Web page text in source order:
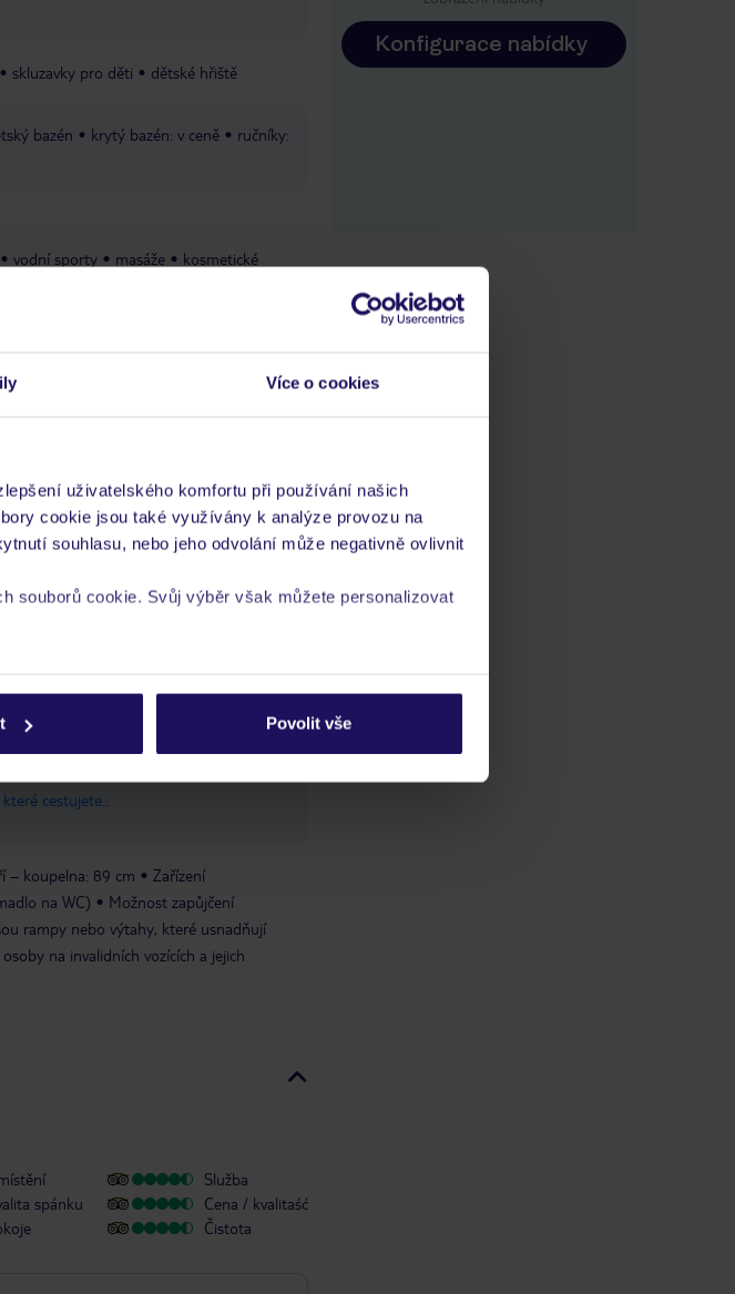
Více o cookies
uživatelského komfortu při používání našich
cookie jsou také využívány k analýze provozu na
souhlasu, nebo jeho odvolání může negativně ovlivnit
souborů cookie. Svůj výběr však můžete personalizovat
používání souborů cookieazásadách ochrany
Povolit vše
skluzavky pro děti dětské hřiště
bazén krytý bazén: v ceně
ručníky:
vodní sporty masáže
kosmetické
o péči zástupce v jednotlivých
v záložce
cestujete.
– koupelna: 89 cm
Zařízení
na WC)
Možnost zapůjčení
rampy nebo výtahy, které usnadňují
na invalidních vozících a jejich
spánku
Služba
Cena / kvalitaść
Čistota
Konfigurace nabídky